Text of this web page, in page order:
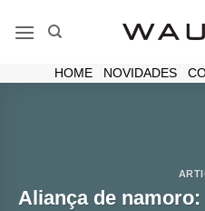
HOME| NOVIDADES|
Aliança de